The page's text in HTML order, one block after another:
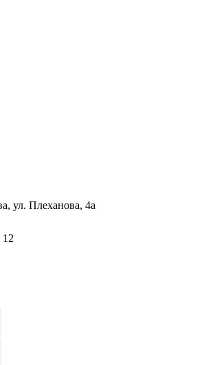
ул. Плеханова, 4а
12